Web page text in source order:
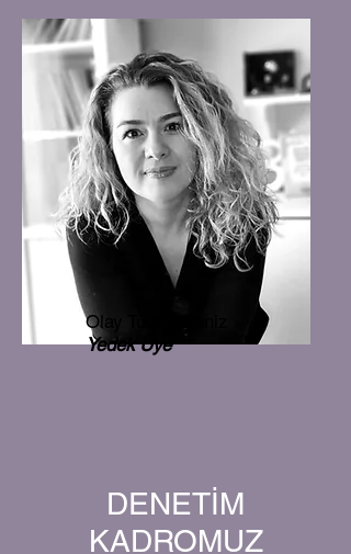
Olay Tuğba Deniz
Yedek Üye
DENETİM
KADROMUZ